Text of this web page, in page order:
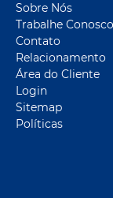
Sobre Nós
Trabalhe Conosco
Contato
Relacionamento
Área do Cliente
Login
Sitemap
Políticas